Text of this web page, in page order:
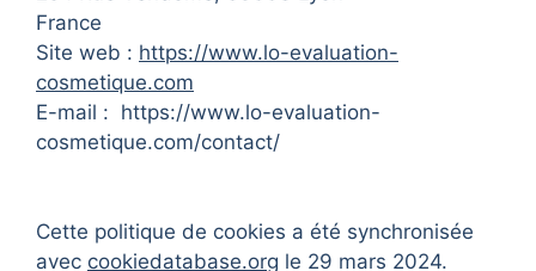
France
Site web : https://www.lo-evaluation-
cosmetique.com
E-mail : https://www.lo-evaluation-
cosmetique.com/contact/
Cette politique de cookies a été synchronisée
avec cookiedatabase.org le 29 mars 2024.